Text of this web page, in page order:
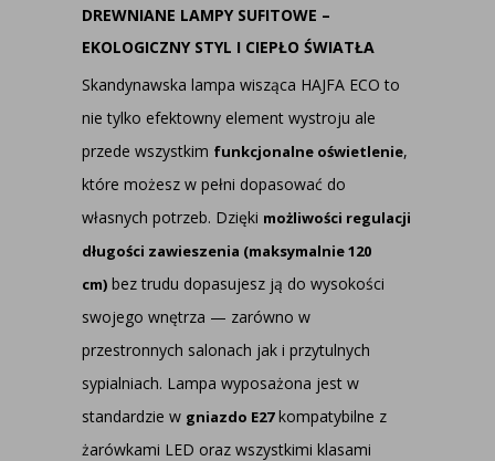
DREWNIANE LAMPY SUFITOWE –
EKOLOGICZNY STYL I CIEPŁO ŚWIATŁA
Skandynawska lampa wisząca HAJFA ECO to
nie tylko efektowny element wystroju ale
przede wszystkim funkcjonalne oświetlenie,
które możesz w pełni dopasować do
własnych potrzeb. Dzięki możliwości regulacji
długości zawieszenia (maksymalnie 120
cm) bez trudu dopasujesz ją do wysokości
swojego wnętrza — zarówno w
przestronnych salonach jak i przytulnych
sypialniach. Lampa wyposażona jest w
standardzie w gniazdo E27kompatybilne z
żarówkami LED oraz wszystkimi klasami